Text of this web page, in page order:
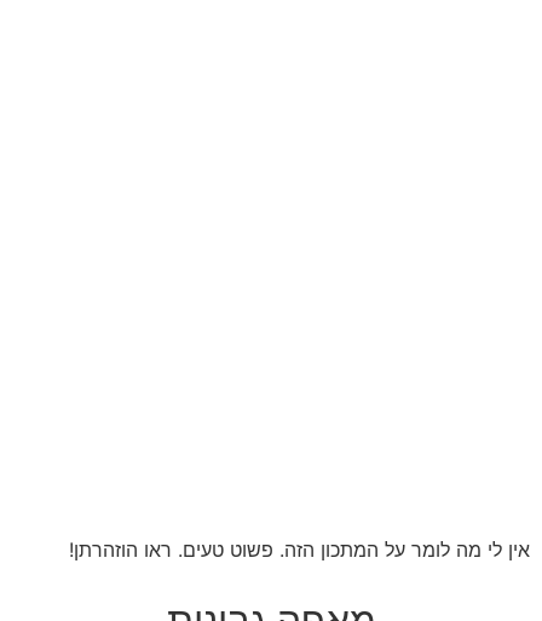
אין לי מה לומר על המתכון הזה. פשוט טעים. ראו הוזהרתן!